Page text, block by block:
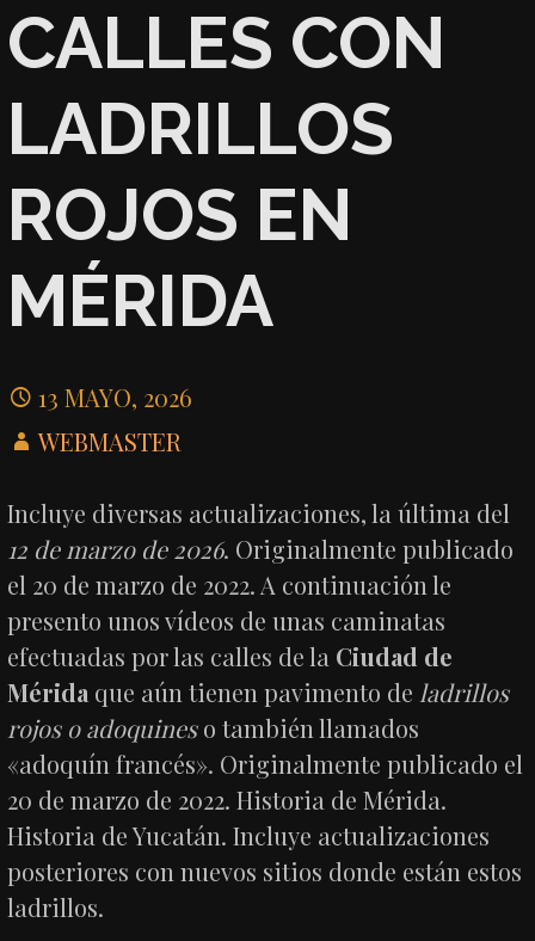
CALLES CON
LADRILLOS
ROJOS EN
MÉRIDA
13 MAYO, 2026
WEBMASTER
Incluye diversas actualizaciones, la última del
12 de marzo de 2026. Originalmente publicado
el 20 de marzo de 2022. A continuación le
presento unos vídeos de unas caminatas
efectuadas por las calles de la Ciudad de
Mérida que aún tienen pavimento de ladrillos
rojos o adoquineso también llamados
«adoquín francés». Originalmente publicado el
20 de marzo de 2022. Historia de Mérida.
Historia de Yucatán. Incluye actualizaciones
posteriores con nuevos sitios donde están estos
ladrillos.